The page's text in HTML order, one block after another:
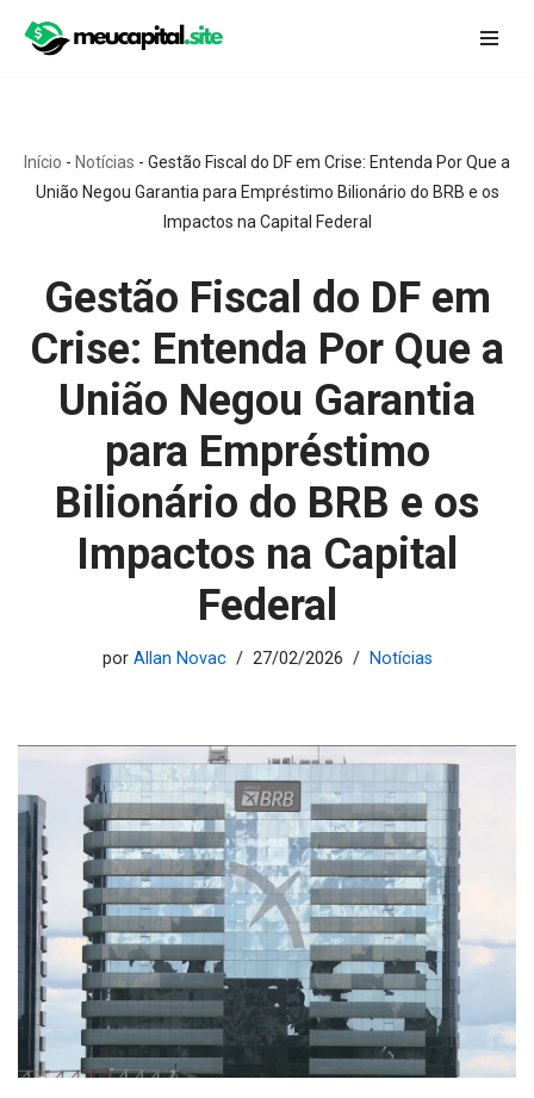
conteúdo
Início - Notícias - Gestão Fiscal do DF em Crise: Entenda Por Que a
União Negou Garantia para Empréstimo Bilionário do BRB e os
Impactos na Capital Federal
Gestão Fiscal do DF em
Crise: Entenda Por Que a
União Negou Garantia
para Empréstimo
Bilionário do BRB e os
Impactos na Capital
Federal
por Allan Novac 27/02/2026 Notícias